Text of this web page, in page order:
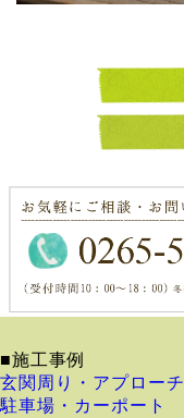
■施工事例
玄関周り・アプローチ
駐車場・カーポート